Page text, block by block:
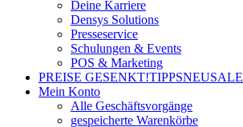
Deine Karriere
Densys Solutions
Presseservice
Schulungen & Events
POS & Marketing
PREISE GESENKT!TIPPSNEUSALE
Mein Konto
Alle Geschäftsvorgänge
gespeicherte Warenkörbe